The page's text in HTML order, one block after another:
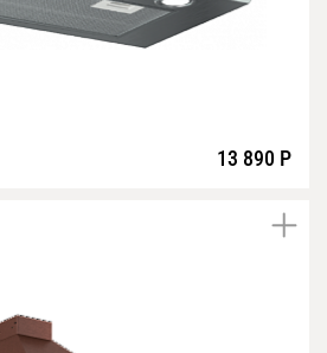
13 890 Р